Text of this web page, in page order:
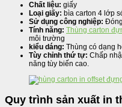
Chất liệu: giấy
Loại giấy: bìa carton 4 lớp
Sử dụng công nghiệp:
Tính năng: Thùng carton
môi trường
kiểu dáng: Thùng có dạng
Tùy chỉnh thứ tự: Chấp
năng tùy biến cao.
Quy trình sản xuất in